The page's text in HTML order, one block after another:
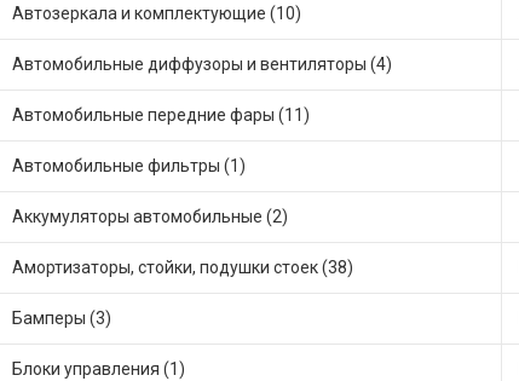
Автозеркала и комплектующие (10)
Автомобильные диффузоры и вентиляторы (4)
Автомобильные передние фары (11)
Автомобильные фильтры (1)
Аккумуляторы автомобильные (2)
Амортизаторы, стойки, подушки стоек (38)
Бамперы (3)
Блоки управления (1)